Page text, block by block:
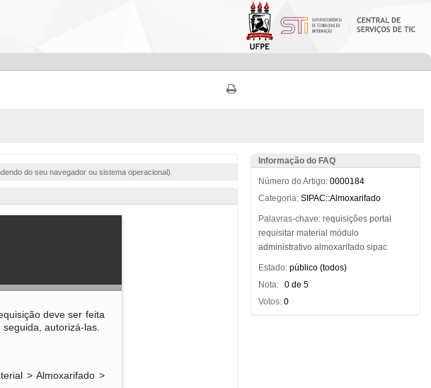
do seu navegador ou sistema operacional).
Informação do FAQ
Número do Artigo: 0000184
Categoria: SIPAC::Almoxarifado
Palavras-chave: requisições portal
requisitar material módulo
administrativo almoxarifado sipac
Estado: público (todos)
Nota: 0 de 5
Votos: 0